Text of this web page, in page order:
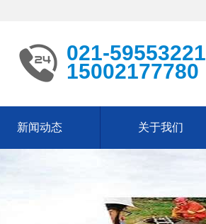
021-59553221
15002177780
新闻动态 关于我们